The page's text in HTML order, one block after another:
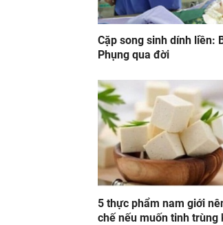
Cặp song sinh dính liền:
Phụng qua đời
5 thực phẩm nam giới
chế nếu muốn tinh trùng